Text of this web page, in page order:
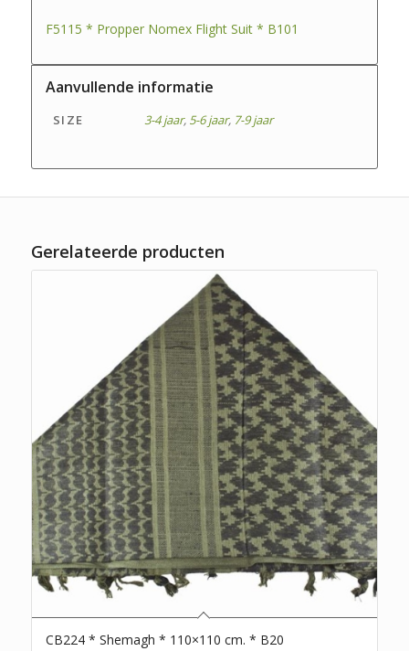
F5115 * Propper Nomex Flight Suit * B101
Aanvullende informatie
SIZE 3-4 jaar, 5-6 jaar, 7-9 jaar
Gerelateerde producten
CB224 * Shemagh * 110×110 cm. * B20